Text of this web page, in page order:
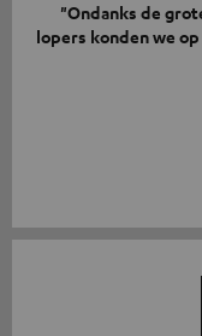
"Ondanks de
lopers konden we